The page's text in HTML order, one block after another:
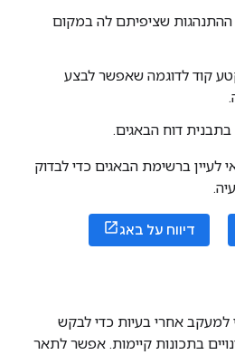
ההתנהגות שציפיתם לה במקום
קוד לדוגמה שאפשר לבצע
דוח הבאגים.
לעיין ברשימת הבאגים כדי לבדוק
דיווח על באג
אחרי בעיות כדי לבקש
בתכונות קיימות. אפשר לתאר